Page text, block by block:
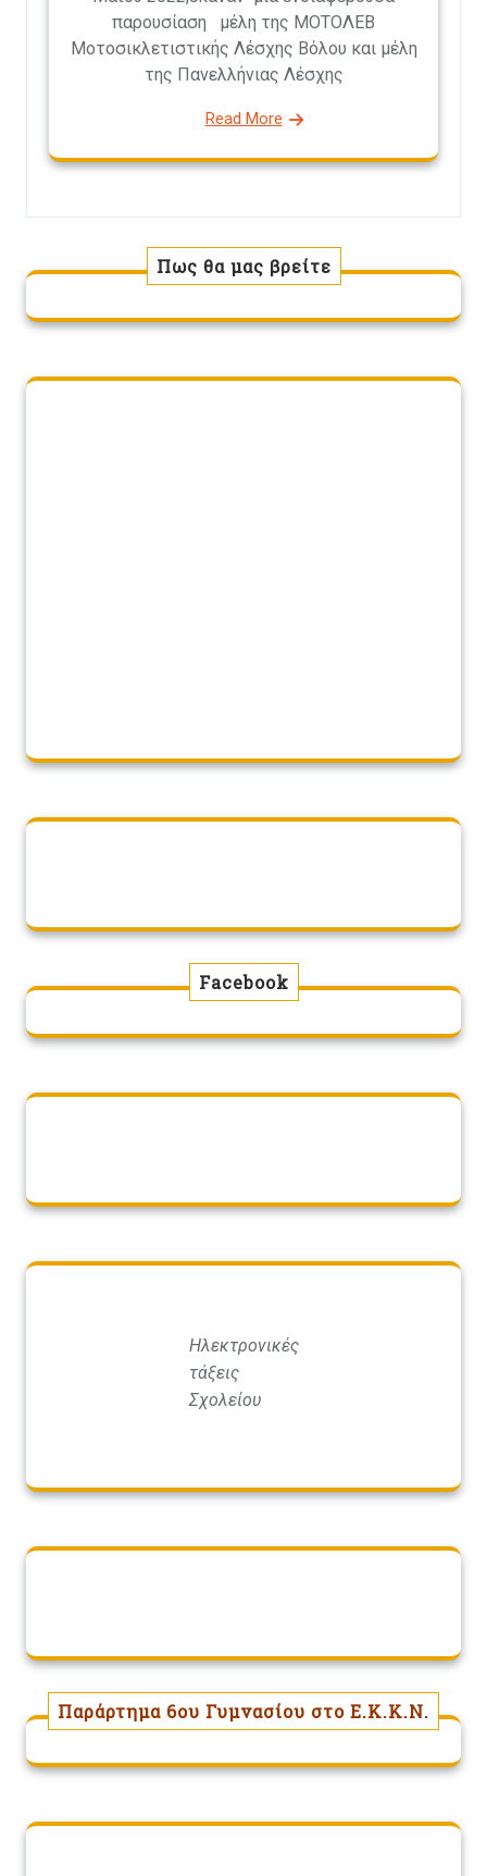
παρουσίαση μέλη της ΜΟΤΟΛΕΒ
Μοτοσικλετιστικής Λέσχης Βόλου και μέλη
της Πανελλήνιας Λέσχης
Read More
Πως θα μας βρείτε
Facebook
Ηλεκτρονικές
τάξεις
Σχολείου
Παράρτημα 6ου Γυμνασίου στο Ε.Κ.Κ.Ν.